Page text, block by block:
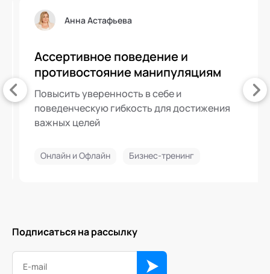
Анна Астафьева
Ассертивное поведение и
противостояние манипуляциям
Повысить уверенность в себе и
поведенческую гибкость для достижения
важных целей
Онлайн и Офлайн Бизнес-тренинг
Подписаться на рассылку